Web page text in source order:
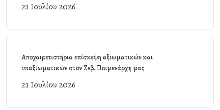
21 Ιουλίου 2026
Αποχαιρετιστήρια επίσκεψη αξιωματικών και
υπαξιωματικών στον Σεβ. Ποιμενάρχη μας
21 Ιουλίου 2026